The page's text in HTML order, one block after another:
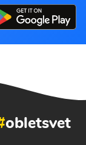
obletsvet